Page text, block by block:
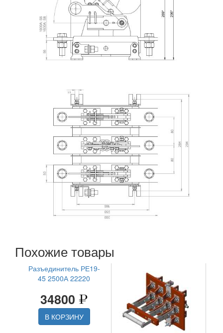
Похожие товары
Разъединитель РЕ19-
45 2500А 22220
34800
В КОРЗИНУ